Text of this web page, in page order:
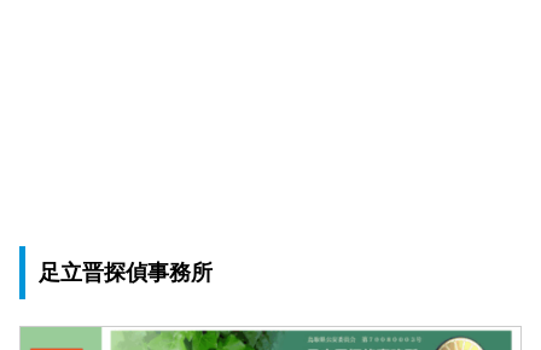
足立晋探偵事務所